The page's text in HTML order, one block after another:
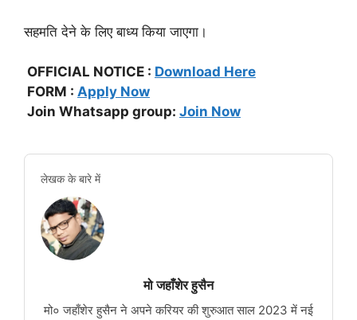
सहमति देने के लिए बाध्य किया जाएगा।
OFFICIAL NOTICE : Download Here
FORM : Apply Now
Join Whatsapp group: Join Now
लेखक के बारे में
मो जहाँशेर हुसैन
मो० जहाँशेर हुसैन ने अपने करियर की शुरुआत साल 2023 में नई